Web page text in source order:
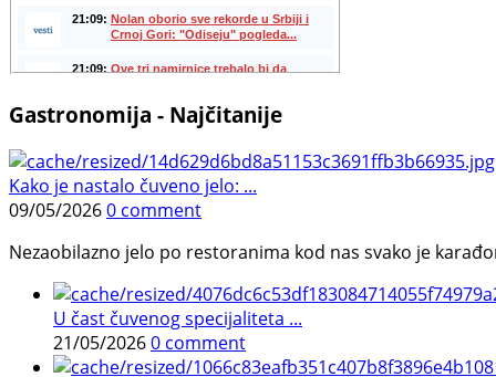
Gastronomija - Najčitanije
Kako je nastalo čuveno jelo: ...
09/05/20260 comment
Nezaobilazno jelo po restoranima kod nas svako je
U čast čuvenog specijaliteta ...
21/05/20260 comment